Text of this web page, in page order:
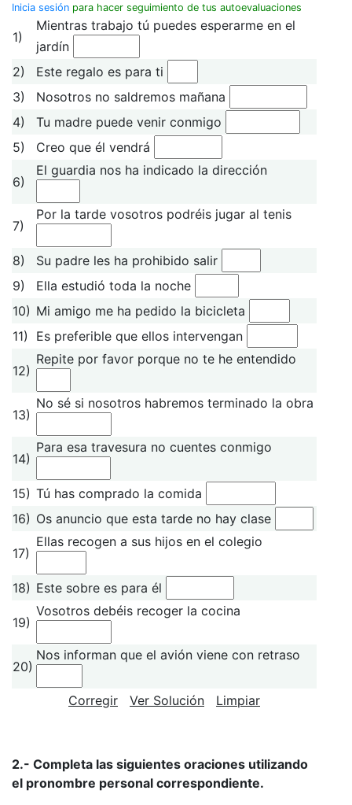
Inicia sesión para hacer seguimiento de tus autoevaluaciones
1)
Mientras trabajo tú puedes esperarme en el
jardín
2)
Este regalo es para ti
3)
Nosotros no saldremos mañana
4)
Tu madre puede venir conmigo
5)
Creo que él vendrá
6)
El guardia nos ha indicado la dirección
7)
Por la tarde vosotros podréis jugar al tenis
8)
Su padre les ha prohibido salir
9)
Ella estudió toda la noche
10) Mi amigo me ha pedido la bicicleta
11)
Es preferible que ellos intervengan
12)
Repite por favor porque no te he entendido
13)
No sé si nosotros habremos terminado la obra
14)
Para esa travesura no cuentes conmigo
15) Tú has comprado la comida
16) Os anuncio que esta tarde no hay clase
17)
Ellas recogen a sus hijos en el colegio
18) Este sobre es para él
19)
Vosotros debéis recoger la cocina
20)
Nos informan que el avión viene con retraso
Corregir Ver Solución Limpiar
2.- Completa las siguientes oraciones utilizando
el pronombre personal correspondiente.